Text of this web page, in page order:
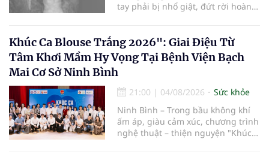
tay phải bị nhổ giật, đứt rời hoàn
thương nặng và thời gian thiếu
máu kéo dài, các bác sĩ đã tái lập
tuần hoàn thành công sau ca vi
phẫu kéo dài 3 giờ.
Khúc Ca Blouse Trắng 2026": Giai Điệu Từ
Tâm Khơi Mầm Hy Vọng Tại Bệnh Viện Bạch
Mai Cơ Sở Ninh Bình
21:00 | 04/08/2026
Sức khỏe
Ninh Bình – Trong bầu không khí
ấm áp, giàu cảm xúc, chương trình
nghệ thuật – thiện nguyện "Khúc